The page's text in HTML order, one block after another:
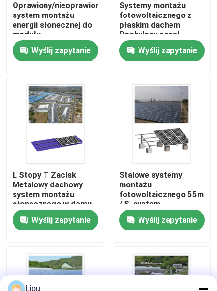
Dom
Produkty
Pokaz VR
Wycieczka po fabryce
Kontrola jakości
Skontaktuj się z nami
Sprawy
Systemy montażu fotowoltaicznego słonecznego
Oprawiony/nieoprawiony
system montażu
energii słonecznej do
modułu
pionowego/krajobrazowego
Wyślij zapytanie
Systemy montażu
fotowoltaicznego z
płaskim dachem
Pochylony panel
słoneczny 1200 mm
Szyna montażowa PV
MRA3
Wyślij zapytanie
L Stopy T Zacisk
Metalowy dachowy
system montażu
słonecznego w domu
MRA2-TD
Wyślij zapytanie
Stalowe systemy
montażu
fotowoltaicznego 55m
/ S, system
fotowoltaiczny do
montażu na śrubie
MGC
Wyślij zapytanie
Lipu